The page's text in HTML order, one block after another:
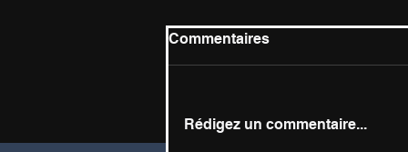
Commentaires
Rédigez un commentaire...